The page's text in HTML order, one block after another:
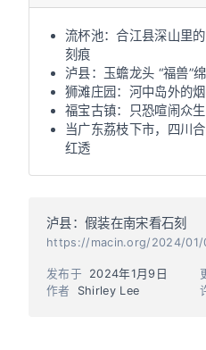
流杯池：合江县深山里
刻痕
泸县：玉蟾龙头 “福兽”
狮滩庄园：河中岛外的
福宝古镇：只恐喧闹众
当广东荔枝下市，四川
红透
泸县：假装在南宋看石刻
https://macin.org/2024/
作者 Shirley Lee
发布于 2024年1月9日